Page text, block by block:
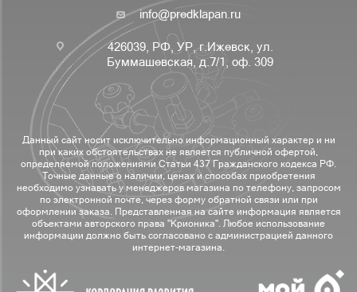
info@predklapan.ru
426039, РФ, УР, г.Ижевск, ул.
Буммашевская, д.7/1, оф. 309
Данный сайт носит исключительно информационный характер и ни
при каких обстоятельствах не является публичной офертой,
определяемой положениями Статьи 437 Гражданского кодекса РФ.
Точные данные о наличии, ценах и способах приобретения
необходимо узнавать у менеджеров магазина по телефону, запросом
по электронной почте, через форму обратной связи или при
оформлении заказа. Представленная на сайте информация является
объектами авторского права "Крионика". Любое использование
информации должно быть согласовано с администрацией данного
интернет-магазина.